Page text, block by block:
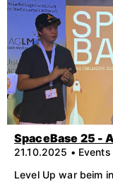
SpaceBase 25 -
21.10.2025 • Events
Level Up war beim